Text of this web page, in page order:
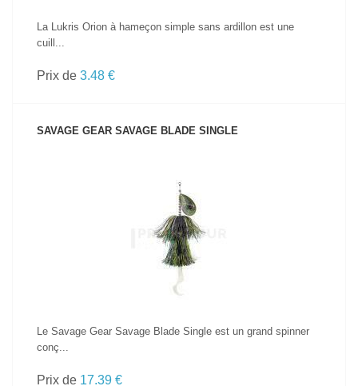
La Lukris Orion à hameçon simple sans ardillon est une
cuill...
Prix de 3.48 €
SAVAGE GEAR SAVAGE BLADE SINGLE
VOIR LE PRODUIT
Le Savage Gear Savage Blade Single est un grand spinner
conç...
Prix de 17.39 €